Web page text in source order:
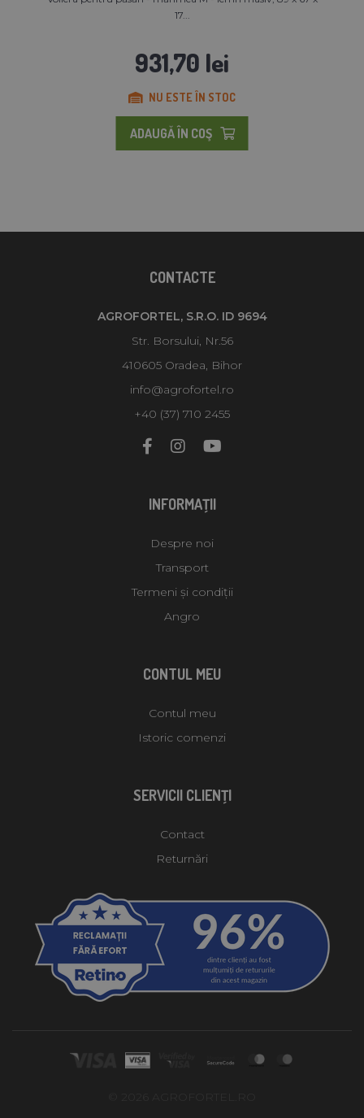
17...
931,70 lei
NU ESTE ÎN STOC
ADAUGĂ ÎN COŞ
CONTACTE
AGROFORTEL, S.R.O. ID 9694
Str. Borsului, Nr.56
410605 Oradea, Bihor
info@agrofortel.ro
+40 (37) 710 2455
INFORMAŢII
Despre noi
Transport
Termeni și condiții
Angro
CONTUL MEU
Contul meu
Istoric comenzi
SERVICII CLIENŢI
Contact
Returnări